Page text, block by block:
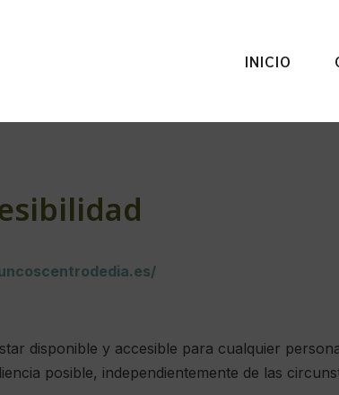
INICIO
disponible y accesible para cualquier
posible, independientemente de las